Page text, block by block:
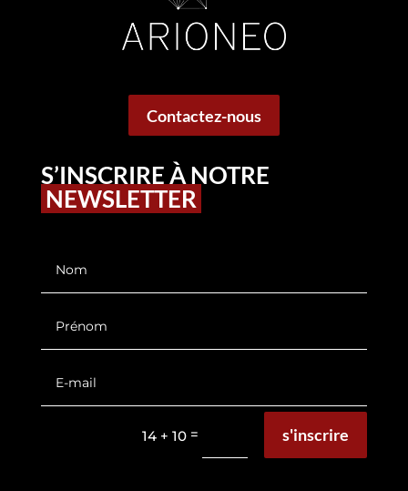
Contactez-nous
S’INSCRIRE À NOTRE
NEWSLETTER
14 + 10 = s'inscrire